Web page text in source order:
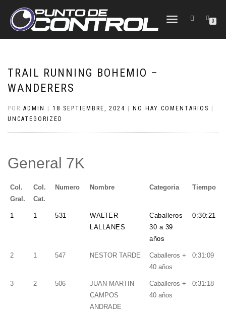
CAMBIAR
0
TRAIL RUNNING BOHEMIO –
WANDERERS
POR ADMIN 18 SEPTIEMBRE, 2024 NO HAY COMENTARIOS
UNCATEGORIZED
General 7K
Col.
Gral.
Col.
Cat.
Numero Nombre Categoria Tiempo
1 1 531
WALTER
LALLANES
Caballeros
30 a 39
años
0:30:21
2 1 547 NESTOR TARDE
Caballeros +
40 años
0:31:09
3 2 506
JUAN MARTIN
CAMPOS
ANDRADE
Caballeros +
40 años
0:31:18